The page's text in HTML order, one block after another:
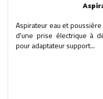
Aspirateur eau et
d'une prise électrique à
pour adaptateur support...